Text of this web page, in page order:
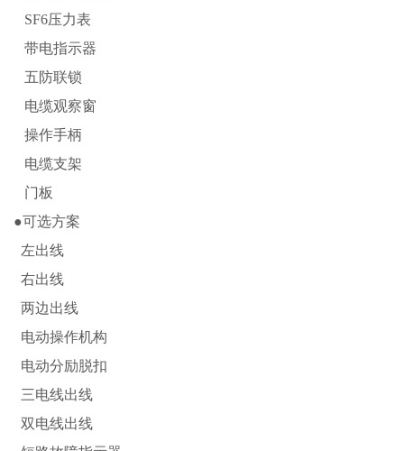
SF6压力表
带电指示器
五防联锁
电缆观察窗
操作手柄
电缆支架
门板
●可选方案
左出线
右出线
两边出线
电动操作机构
电动分励脱扣
三电线出线
双电线出线